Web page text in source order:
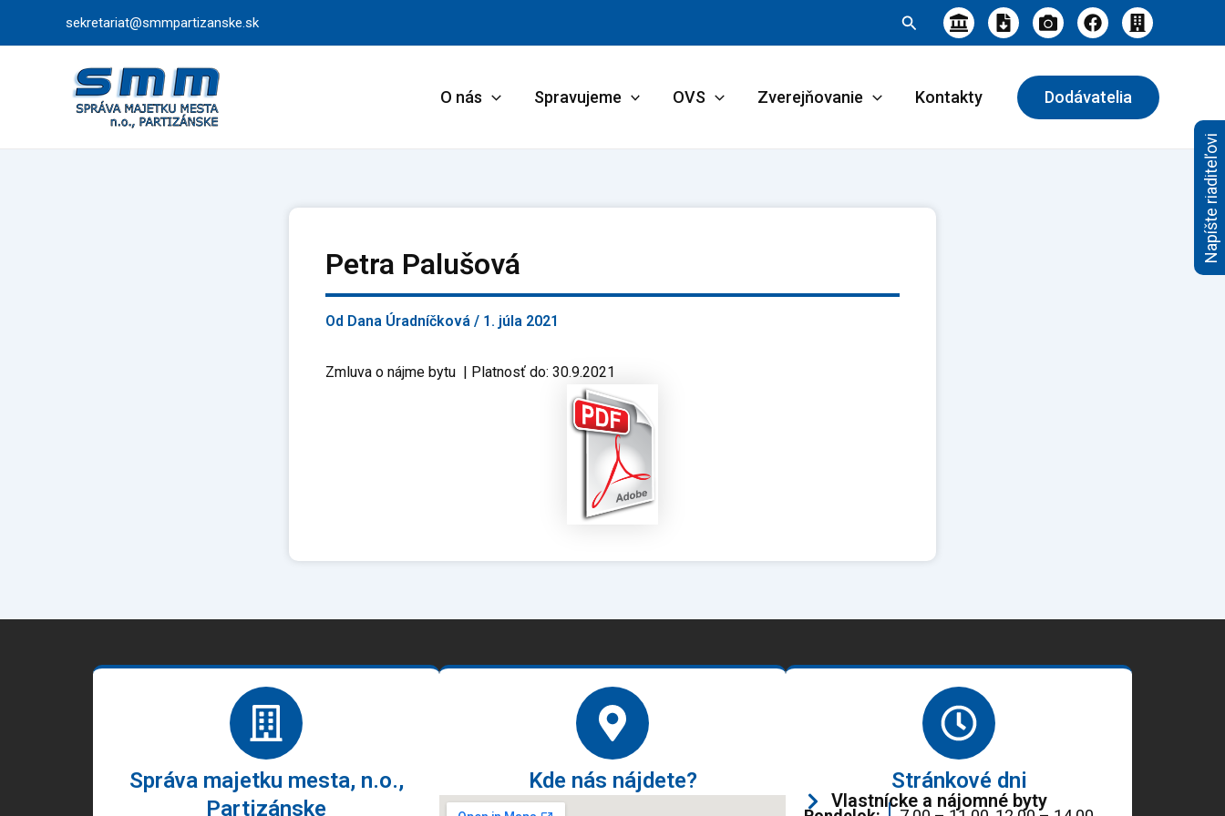
sekretariat@smmpartizanske.sk Hľadať
O nás Spravujeme OVS Zverejňovanie Kontakty Dodávatelia
Petra Palušová
Od Dana Úradníčková / 1. júla 2021
Zmluva o nájme bytu | Platnosť do: 30.9.2021
Správa majetku mesta, n.o.,
Partizánske
Kde nás nájdete? Stránkové dni
Vlastnícke a nájomné byty
Napíšte riaditeľovi